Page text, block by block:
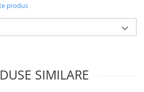
Andezit
produs
SIMILARE